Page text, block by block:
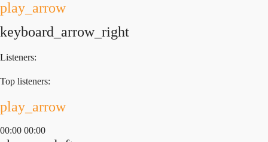
play_arrow
keyboard_arrow_right
Listeners:
Top listeners:
play_arrow
00:00 00:00